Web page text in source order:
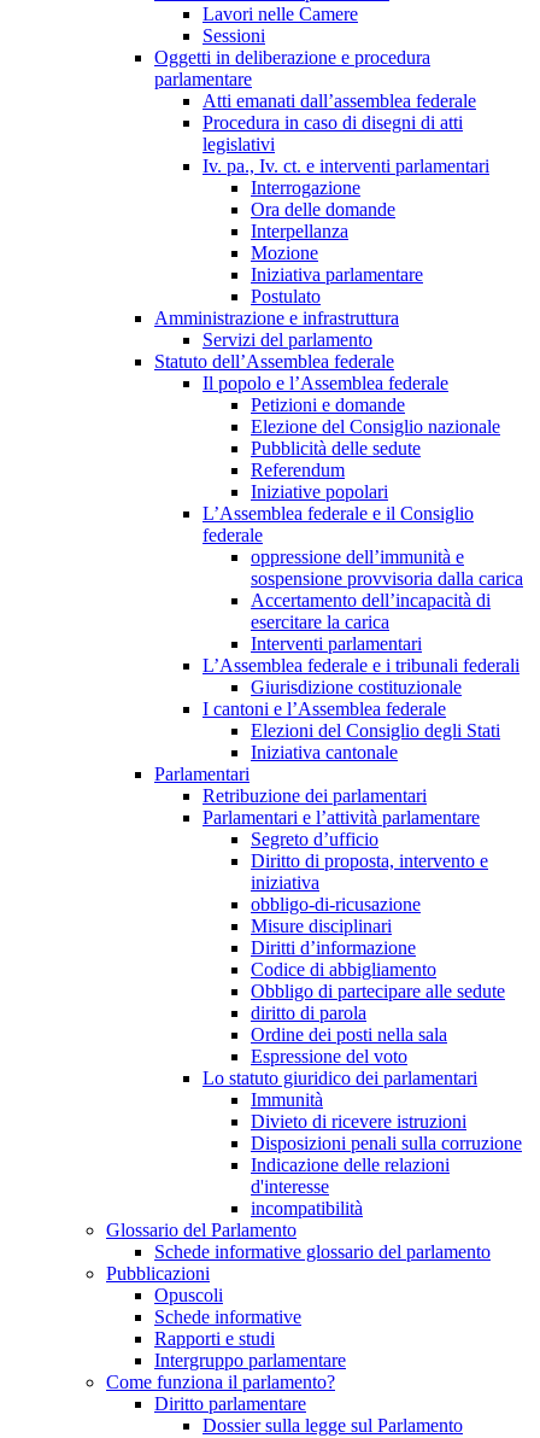
Lavori nelle Camere
Sessioni
Oggetti in deliberazione e procedura
parlamentare
Atti emanati dall’assemblea federale
Procedura in caso di disegni di atti
legislativi
Iv. pa., Iv. ct. e interventi parlamentari
Interrogazione
Ora delle domande
Interpellanza
Mozione
Iniziativa parlamentare
Postulato
Amministrazione e infrastruttura
Servizi del parlamento
Statuto dell’Assemblea federale
Il popolo e l’Assemblea federale
Petizioni e domande
Elezione del Consiglio nazionale
Pubblicità delle sedute
Referendum
Iniziative popolari
L’Assemblea federale e il Consiglio
federale
oppressione dell’immunità e
sospensione provvisoria dalla carica
Accertamento dell’incapacità di
esercitare la carica
Interventi parlamentari
L’Assemblea federale e i tribunali federali
Giurisdizione costituzionale
I cantoni e l’Assemblea federale
Elezioni del Consiglio degli Stati
Iniziativa cantonale
Parlamentari
Retribuzione dei parlamentari
Parlamentari e l’attività parlamentare
Segreto d’ufficio
Diritto di proposta, intervento e
iniziativa
obbligo-di-ricusazione
Misure disciplinari
Diritti d’informazione
Codice di abbigliamento
Obbligo di partecipare alle sedute
diritto di parola
Ordine dei posti nella sala
Espressione del voto
Lo statuto giuridico dei parlamentari
Immunità
Divieto di ricevere istruzioni
Disposizioni penali sulla corruzione
Indicazione delle relazioni
d'interesse
incompatibilità
Glossario del Parlamento
Schede informative glossario del parlamento
Pubblicazioni
Opuscoli
Schede informative
Rapporti e studi
Intergruppo parlamentare
Come funziona il parlamento?
Diritto parlamentare
Dossier sulla legge sul Parlamento